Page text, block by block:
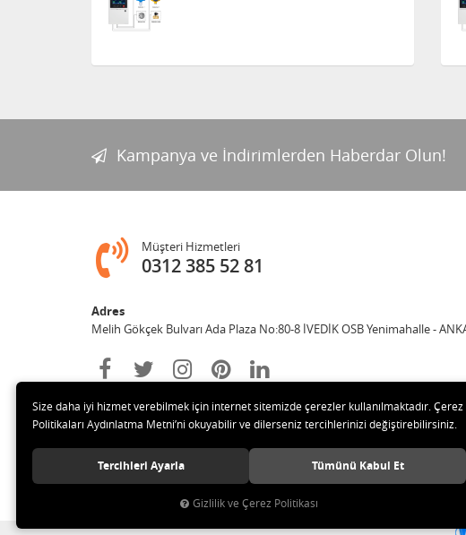
Kampanya ve İndirimlerden Haberdar Olun!
Müşteri Hizmetleri
0312 385 52 81
Adres
Melih Gökçek Bulvarı Ada Plaza No:80-8 İVEDİK OSB Yenimahalle -
© 2020 ESA ÖLÇÜM VE TEST CİHAZLARI ELEKTRONİK SAN TİC LTD ŞTİ
Size daha iyi hizmet verebilmek için internet sitemizde çerezler kullanılmaktadır. Çerez
Politikaları Aydınlatma Metni’ni okuyabilir ve dilerseniz tercihlerinizi değiştirebilirsiniz.
Tercihleri Ayarla Tümünü Kabul Et
Gizlilik ve Çerez Politikası